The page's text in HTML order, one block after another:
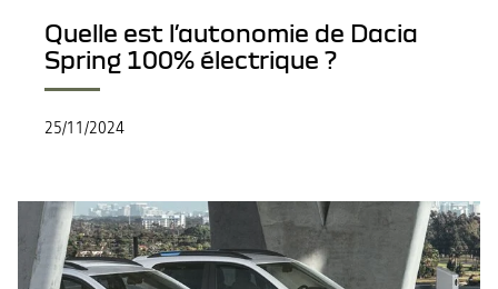
Quelle est l’autonomie de Dacia
Spring 100% électrique ?
25/11/2024